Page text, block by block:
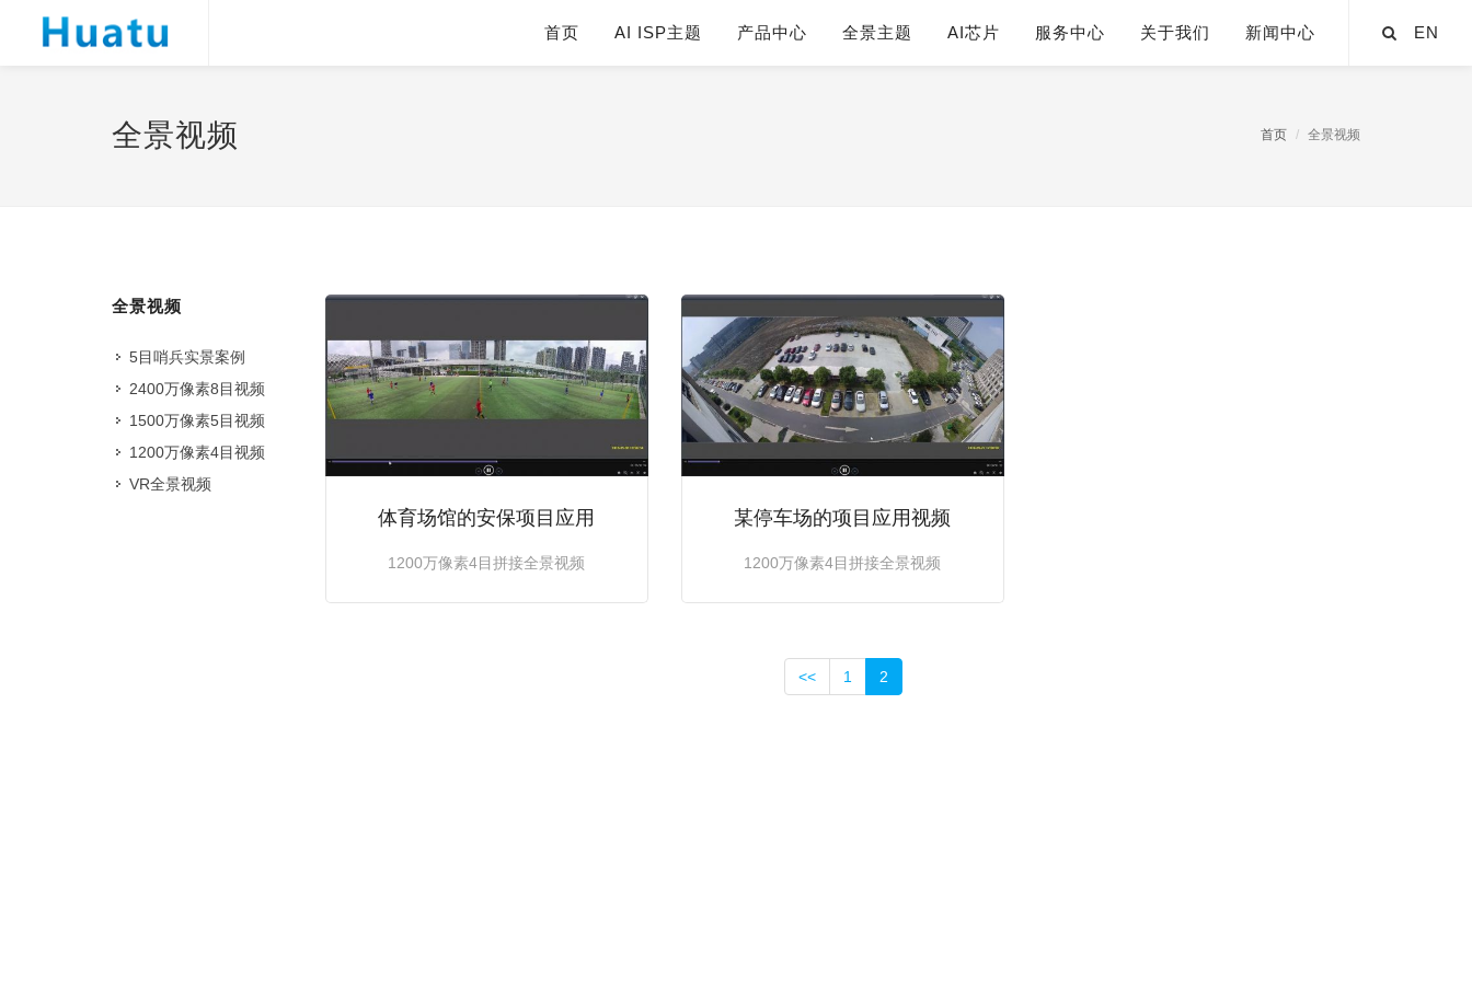
首页 AI ISP主题 产品中心 全景主题 AI芯片 服务中心 关于我们 新闻中心 EN
全景视频 首页 全景视频
体育场馆的安保项目应用
1200万像素4目拼接全景视频
某停车场的项目应用视频
1200万像素4目拼接全景视频
<< 1 2
全景视频
5目哨兵实景案例
2400万像素8目视频
1500万像素5目视频
1200万像素4目视频
VR全景视频